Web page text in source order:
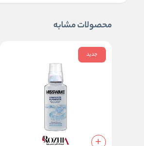
محصولات مشابه
جدید